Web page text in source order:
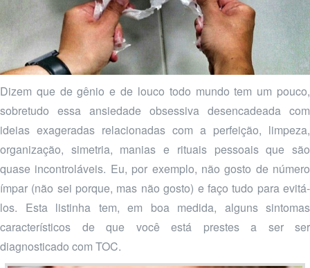
Dizem que de gênio e de louco todo mundo tem um pouco,
sobretudo essa ansiedade obsessiva desencadeada com
ideias exageradas relacionadas com a perfeição, limpeza,
organização, simetria, manias e rituais pessoais que são
quase incontroláveis. Eu, por exemplo, não gosto de número
ímpar (não sei porque, mas não gosto) e faço tudo para evitá-
los. Esta listinha tem, em boa medida, alguns sintomas
característicos de que você está prestes a ser ser
diagnosticado com TOC.